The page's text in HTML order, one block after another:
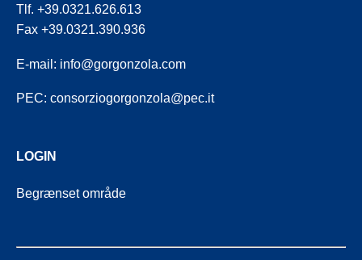
Tlf. +39.0321.626.613
Fax +39.0321.390.936
E-mail: info@gorgonzola.com
PEC: consorziogorgonzola@pec.it
LOGIN
Begrænset område